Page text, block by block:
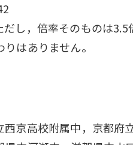
し，倍率そのものは
はありません。
京高校附属中，京都